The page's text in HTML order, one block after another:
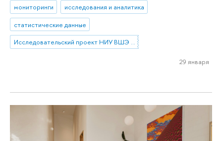
мониторинги
исследования и аналитика
статистические данные
Исследовательский проект НИУ ВШЭ «Экономическое поведение домашних хозяйств»
29 января